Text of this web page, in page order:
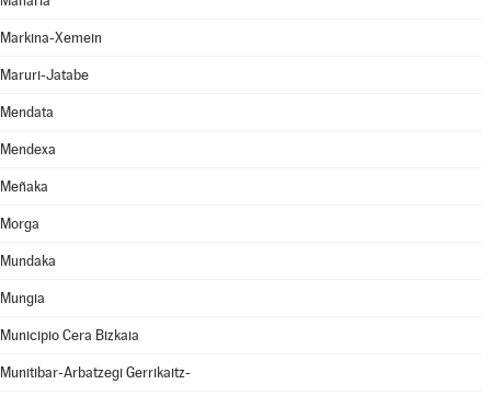
Markina-Xemein
Maruri-Jatabe
Mendata
Mendexa
Meñaka
Morga
Mundaka
Mungia
Municipio Cera Bizkaia
Munitibar-Arbatzegi Gerrikaitz-